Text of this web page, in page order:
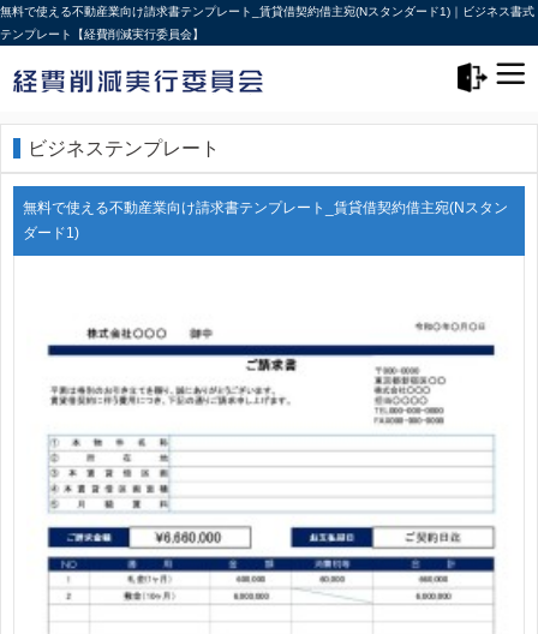
無料で使える不動産業向け請求書テンプレート_賃貸借契約借主宛(Nスタンダード1)｜ビジネス書式
テンプレート【経費削減実行委員会】
ビジネステンプレート
無料で使える不動産業向け請求書テンプレート_賃貸借契約借主宛(Nスタン
ダード1)